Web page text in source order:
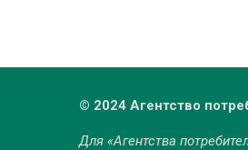
© 2024 Агентство
Для «Агентства